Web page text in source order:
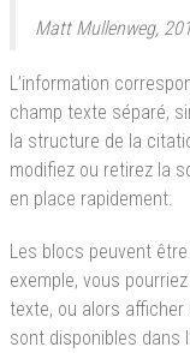
Matt Mullenweg,
L’information
champ texte séparé,
la structure de la
modifiez ou retirez la
en place rapidement.
Les blocs peuvent
exemple, vous
texte, ou alors
sont disponibles dans